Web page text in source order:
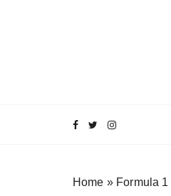
Home » Formula 1